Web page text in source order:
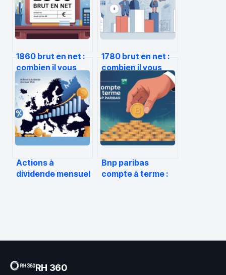
1860 brut en net :
combien il vous
reste réellement
sur votre salaire
1780 brut en net :
combien il vous
reste réellement
sur votre salaire
Actions à
dividende mensuel
Bnp paribas
compte à terme :
RH 360